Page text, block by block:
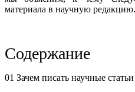
материала в научную редакцию.
Содержание
01 Зачем писать научные статьи